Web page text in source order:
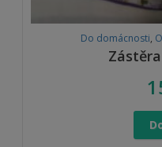
Do domácnosti,